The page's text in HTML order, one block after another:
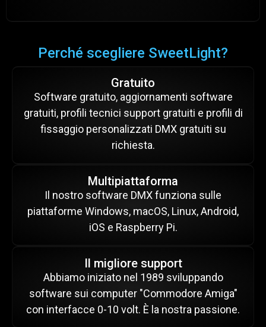
Perché scegliere SweetLight?
Gratuito
Software gratuito, aggiornamenti software
gratuiti, profili tecnici support gratuiti e profili di
fissaggio personalizzati DMX gratuiti su
richiesta.
Multipiattaforma
Il nostro software DMX funziona sulle
piattaforme Windows, macOS, Linux, Android,
iOS e Raspberry Pi.
Il migliore support
Abbiamo iniziato nel 1989 sviluppando
software sui computer "Commodore Amiga"
con interfacce 0-10 volt. È la nostra passione.